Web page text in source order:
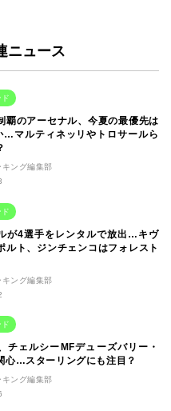
ニュース
覇のアーセナル、今夏の最優先は
…マルティネッリやトロサールら
ング編集部
が4選手をレンタルで放出…キヴ
ルト、ジンチェンコはフォレスト
ング編集部
チェルシーMFデューズバリー・
心…スターリングにも注目？
ング編集部